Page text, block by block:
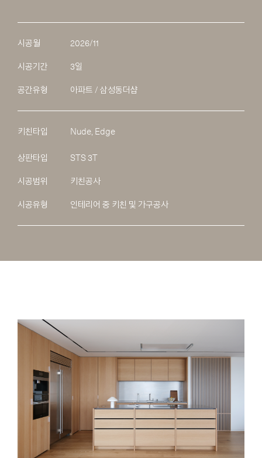
시공월 2026/11
시공기간 3일
공간유형 아파트 / 삼성동더샵
키친타입 Nude, Edge
상판타입 STS 3T
시공범위 키친공사
시공유형 인테리어 중 키친 및 가구공사